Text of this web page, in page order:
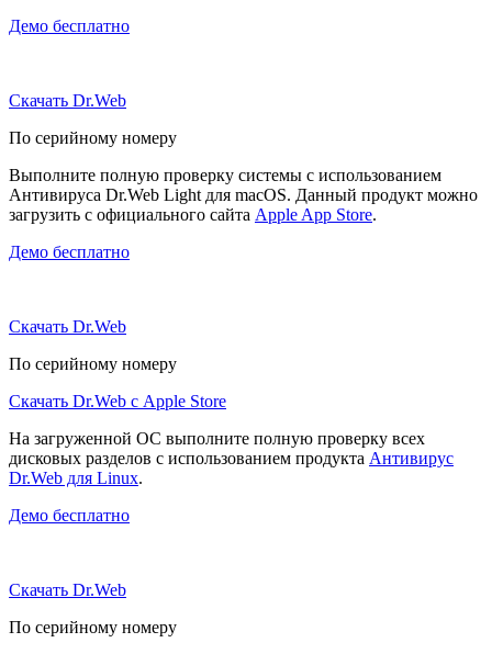
Демо бесплатно
Скачать Dr.Web
По серийному номеру
Выполните полную проверку системы с использованием
Антивируса Dr.Web Light для macOS. Данный продукт можно
загрузить с официального сайта Apple App Store.
Демо бесплатно
Скачать Dr.Web
По серийному номеру
Скачать Dr.Web с Apple Store
На загруженной ОС выполните полную проверку всех
дисковых разделов с использованием продукта Антивирус
Dr.Web для Linux.
Демо бесплатно
Скачать Dr.Web
По серийному номеру